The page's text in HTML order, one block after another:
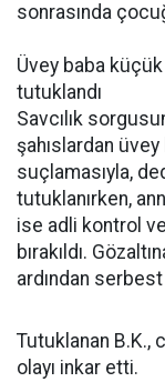
sonrasında
Üvey baba
tutuklandı
Savcılık
şahıslardan
suçlamasıyla,
tutuklanırken,
ise adli kontrol ve
bırakıldı.
ardından serbest
Tutuklanan B.K.,
olayı inkar etti.